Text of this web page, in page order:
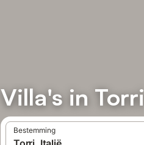
Villa's in Torri
Bestemming